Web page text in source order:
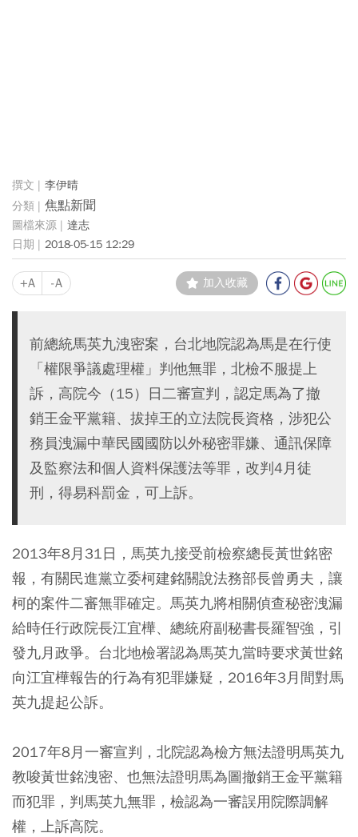
李伊晴
焦點新聞
達志
2018-05-15 12:29
+A -A 加入收藏
前總統馬英九洩密案，台北地院認為馬是在行使
「權限爭議處理權」判他無罪，北檢不服提上
訴，高院今（15）日二審宣判，認定馬為了撤
銷王金平黨籍、拔掉王的立法院長資格，涉犯公
務員洩漏中華民國國防以外秘密罪嫌、通訊保障
及監察法和個人資料保護法等罪，改判4月徒
刑，得易科罰金，可上訴。
2013年8月31日，馬英九接受前檢察總長黃世銘密
報，有關民進黨立委柯建銘關說法務部長曾勇夫，讓
柯的案件二審無罪確定。馬英九將相關偵查秘密洩漏
給時任行政院長江宜樺、總統府副秘書長羅智強，引
發九月政爭。台北地檢署認為馬英九當時要求黃世銘
向江宜樺報告的行為有犯罪嫌疑，2016年3月間對馬
英九提起公訴。
2017年8月一審宣判，北院認為檢方無法證明馬英九
教唆黃世銘洩密、也無法證明馬為圖撤銷王金平黨籍
而犯罪，判馬英九無罪，檢認為一審誤用院際調解
權，上訴高院。